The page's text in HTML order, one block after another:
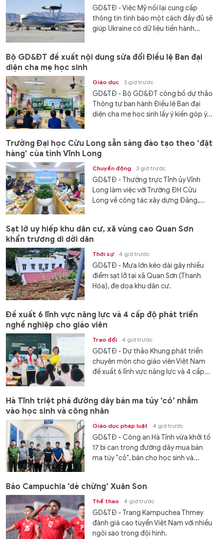
GD&TĐ - Việc Mỹ nối lại cung cấp
thông tin tình báo một cách đầy đủ sẽ
giúp Ukraine có dữ liệu tiến hành...
Bộ GD&ĐT đề xuất nội dung sửa đổi Điều lệ Ban đại
diện cha mẹ học sinh
Giáo dục 3 giờ trước
GD&TĐ - Bộ GD&ĐT công bố dự thảo
Thông tư ban hành Điều lệ Ban đại
diện cha mẹ học sinh lấy ý kiến góp ý...
Trường Đại học Cửu Long sẵn sàng đào tạo theo ‘đặt
hàng’ của tỉnh Vĩnh Long
Chuyển động 3 giờ trước
GD&TĐ - Thường trực Tỉnh ủy Vĩnh
Long làm việc với Trường ĐH Cửu
Long về công tác xây dựng Đảng,...
Sạt lở uy hiếp khu dân cư, xã vùng cao Quan Sơn
khẩn trương di dời dân
Thời sự 4 giờ trước
GD&TĐ - Mưa lớn kéo dài gây nhiều
điểm sạt lở tại xã Quan Sơn (Thanh
Hóa), đe dọa khu dân cư.
Đề xuất 6 lĩnh vực năng lực và 4 cấp độ phát triển
nghề nghiệp cho giáo viên
Trao đổi 4 giờ trước
GD&TĐ - Dự thảo Khung phát triển
chuyên môn cho giáo viên Việt Nam
đề xuất 6 lĩnh vực năng lực và 4 cấp...
Hà Tĩnh triệt phá đường dây bán ma túy ‘cỏ’ nhắm
vào học sinh và công nhân
Giáo dục pháp luật 4 giờ trước
GD&TĐ - Công an Hà Tĩnh vừa khởi tố
17 bị can trong đường dây mua bán
ma túy "cỏ", bán cho học sinh và...
Báo Campuchia ‘dè chừng’ Xuân Son
Thể thao 4 giờ trước
GD&TĐ - Trang Kampuchea Thmey
đánh giá cao tuyển Việt Nam với nhiều
ngôi sao trong đội hình.